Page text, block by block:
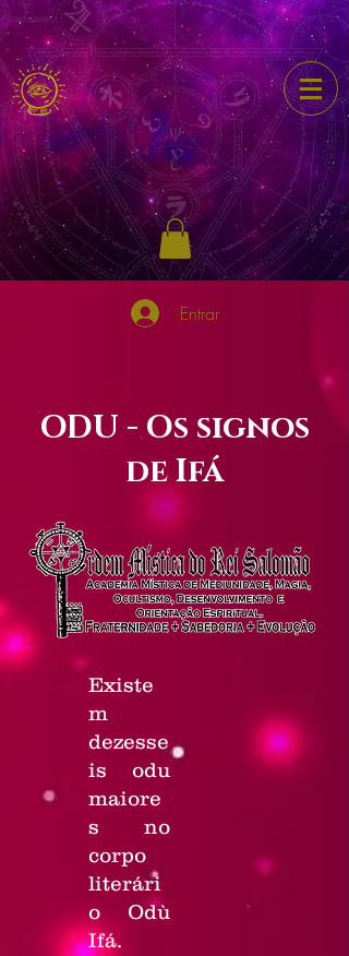
Entrar
ODU - Os signos
de Ifá
Existe
m
dezesse
is odu
maiore
s no
corpo
literári
o Odù
Ifá.